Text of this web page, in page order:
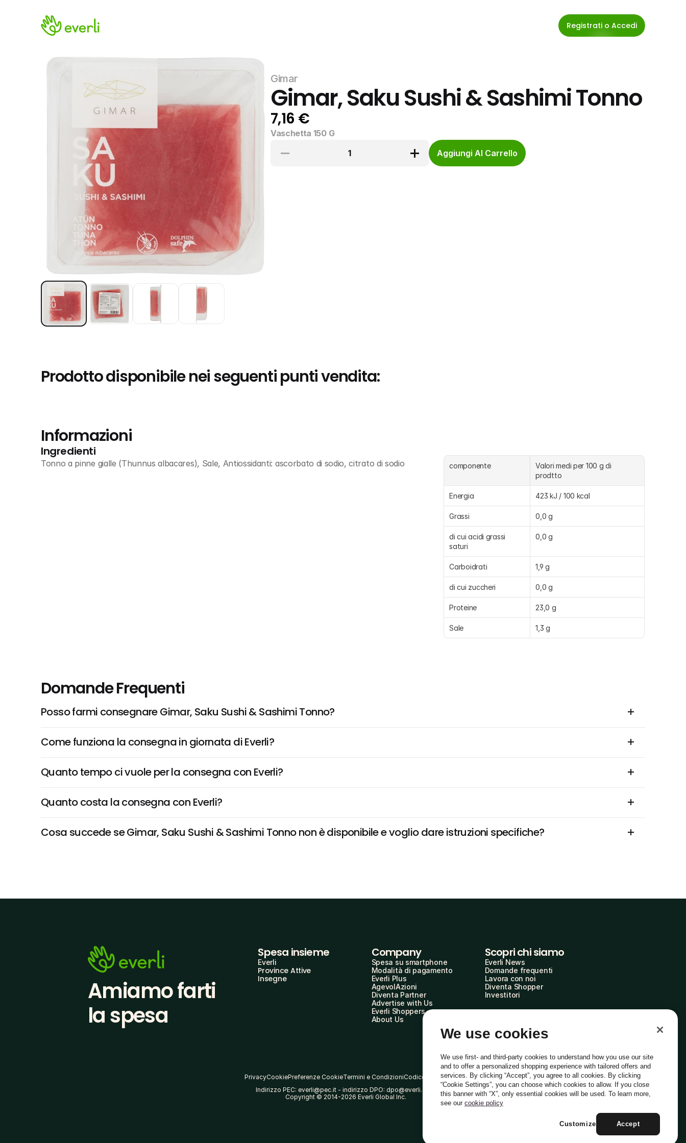
Registrati o Accedi
Gimar
Gimar, Saku Sushi & Sashimi Tonno
7,16 €
Vaschetta 150 G
1
Aggiungi Al Carrello
Prodotto disponibile nei seguenti punti vendita:
Informazioni
Ingredienti
Tonno a pinne gialle (Thunnus albacares), Sale, Antiossidanti: ascorbato di sodio, citrato di sodio componente
Valori medi per 100 g di
prodtto
Energia 423 kJ / 100 kcal
Grassi 0,0 g
di cui acidi grassi
saturi
0,0 g
Carboidrati 1,9 g
di cui zuccheri 0,0 g
Proteine 23,0 g
Sale 1,3 g
Domande Frequenti
Posso farmi consegnare Gimar, Saku Sushi & Sashimi Tonno?
Come funziona la consegna in giornata di Everli?
Quanto tempo ci vuole per la consegna con Everli?
Quanto costa la consegna con Everli?
Cosa succede se Gimar, Saku Sushi & Sashimi Tonno non è disponibile e voglio dare istruzioni specifiche?
Amiamo farti
la spesa
Spesa insieme
Everli
Province Attive
Insegne
Company
Spesa su smartphone
Modalità di pagamento
Everli Plus
AgevolAzioni
Diventa Partner
Advertise with Us
Everli Shoppers
About Us
Scopri chi siamo
Everli News
Domande frequenti
Lavora con noi
Diventa Shopper
Investitori
PrivacyCookiePreferenze CookieTermini e CondizioniCodice Etico
Indirizzo PEC: everli@pec.it - indirizzo DPO: dpo@everli.com
Copyright © 2014-2026 Everli Global Inc.
Italiano
We use cookies
We use first- and third-party cookies to understand how you use our site
and to offer a personalized shopping experience with tailored offers and
services. By clicking “Accept”, you agree to all cookies. By clicking
“Cookie Settings”, you can choose which cookies to allow. If you close
this banner with “X”, only essential cookies will be used. To learn more,
see our cookie policy
Accept
Customize